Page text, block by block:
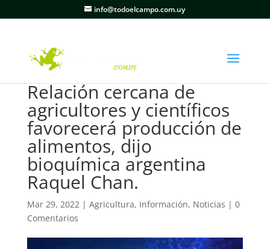
info@todoelcampo.com.uy
Relación cercana de
agricultores y científicos
favorecerá producción de
alimentos, dijo
bioquímica argentina
Raquel Chan.
Mar 29, 2022| Agricultura, Información, Noticias | 0
Comentarios